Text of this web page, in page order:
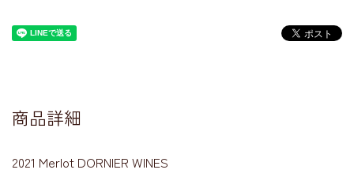
商品詳細
2021 Merlot DORNIER WINES